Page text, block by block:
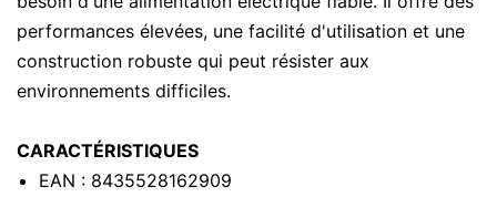
performances élevées, une facilité d'utilisation et une
construction robuste qui peut résister aux
environnements difficiles.
CARACTÉRISTIQUES
EAN : 8435528162909